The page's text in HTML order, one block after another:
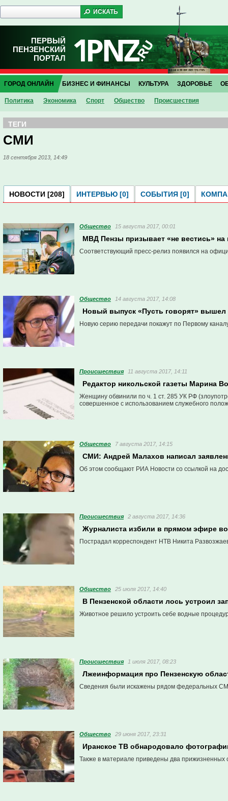
ПЕРВЫЙ
ПЕНЗЕНСКИЙ
ПОРТАЛ
ГОРОД ОНЛАЙН
Политика Экономика Спорт Общество Проиcшествия
БИЗНЕС И ФИНАНСЫ КУЛЬТУРА ЗДОРОВЬЕ
ТЕГИ
СМИ
18 сентября 2013, 14:49
НОВОСТИ [208] ИНТЕРВЬЮ [0] СОБЫТИЯ [0]
Общество 15 августа 2017, 00:01
МВД Пензы призывает «не вестись»
Соответствующий пресс-релиз появился на
Общество 14 августа 2017, 14:08
Новый выпуск «Пусть говорят» вышел
Новую серию передачи покажут по Первому
Проиcшествия 11 августа 2017, 14:11
Редактор никольской газеты Марина
Женщину обвинили по ч. 1 ст. 285 УК РФ
совершенное с использованием служебного
Общество 7 августа 2017, 14:15
СМИ: Андрей Малахов написал
Об этом сообщают РИА Новости со ссылкой на
Проиcшествия 2 августа 2017, 14:36
Журналиста избили в прямом эфире
Пострадал корреспондент НТВ Никита
Общество 25 июля 2017, 14:40
В Пензенской области лось устроил
Животное решило устроить себе водные
Проиcшествия 1 июля 2017, 08:23
Лжеинформация про Пензенскую
Сведения были искажены рядом федеральных
Общество 29 июня 2017, 23:31
Иранское ТВ обнародовало
Также в материале приведены два прижизненных